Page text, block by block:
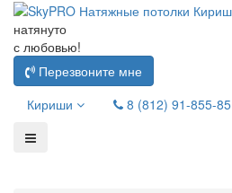
натянуто
с любовью!
Перезвоните мне
Кириши
8 (812) 91-855-85